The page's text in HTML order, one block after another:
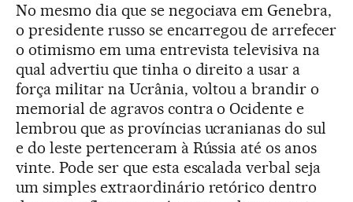
No mesmo dia que se negociava em Genebra,
o presidente russo se encarregou de arrefecer
o otimismo em uma entrevista televisiva na
qual advertiu que tinha o direito a usar a
força militar na Ucrânia, voltou a brandir o
memorial de agravos contra o Ocidente e
lembrou que as províncias ucranianas do sul
e do leste pertenceram à Rússia até os anos
vinte. Pode ser que esta escalada verbal seja
um simples extraordinário retórico dentro